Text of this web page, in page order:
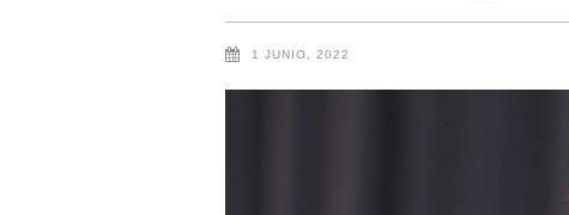
1 JUNIO, 2022